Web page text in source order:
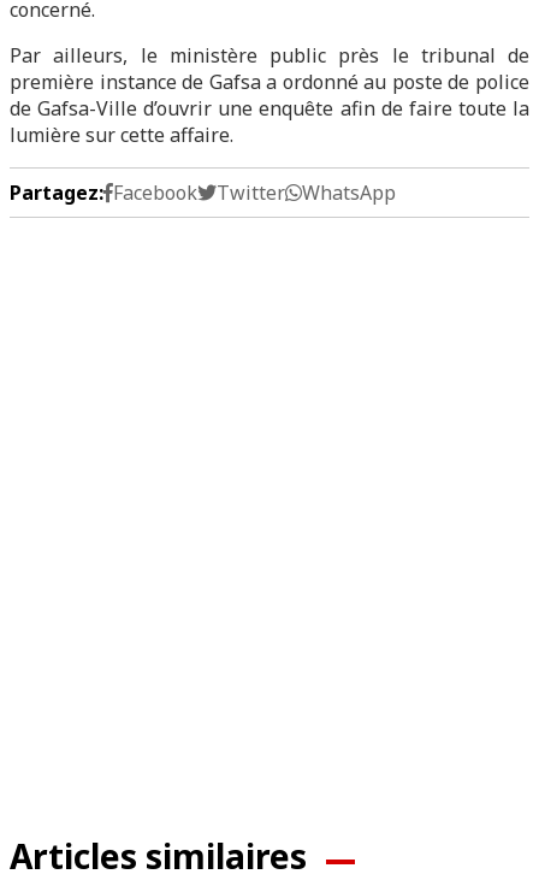
concerné.
Par ailleurs, le ministère public près le tribunal de
première instance de Gafsa a ordonné au poste de police
de Gafsa-Ville d’ouvrir une enquête afin de faire toute la
lumière sur cette affaire.
Partagez: Facebook Twitter WhatsApp
Articles similaires